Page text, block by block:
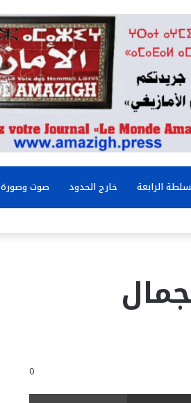
الرابعة خارج الحدود صوت وصورة
0
مشاركة عبر البريد